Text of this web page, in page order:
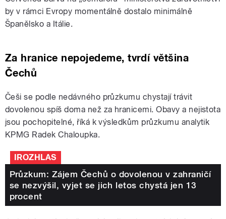
by v rámci Evropy momentálně dostalo minimálně
Španělsko a Itálie.
Za hranice nepojedeme, tvrdí většina
Čechů
Češi se podle nedávného průzkumu chystají trávit
dovolenou spíš doma než za hranicemi. Obavy a nejistota
jsou pochopitelné, říká k výsledkům průzkumu analytik
KPMG Radek Chaloupka.
IROZHLAS
Průzkum: Zájem Čechů o dovolenou v zahraničí
se nezvýšil, vyjet se jich letos chystá jen 13
procent